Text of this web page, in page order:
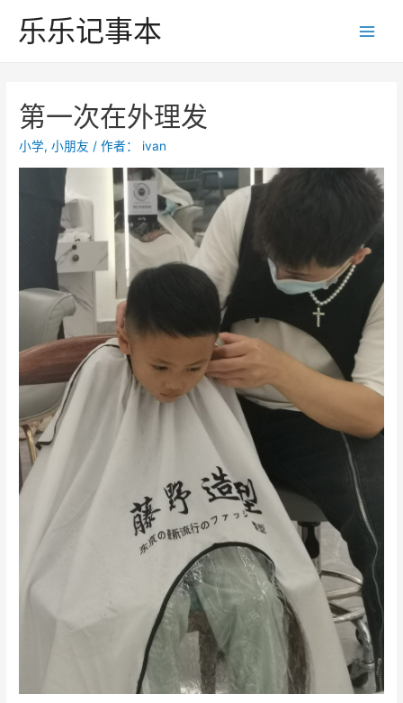
乐乐记事本
第一次在外理发
小学,小朋友 / 作者： ivan